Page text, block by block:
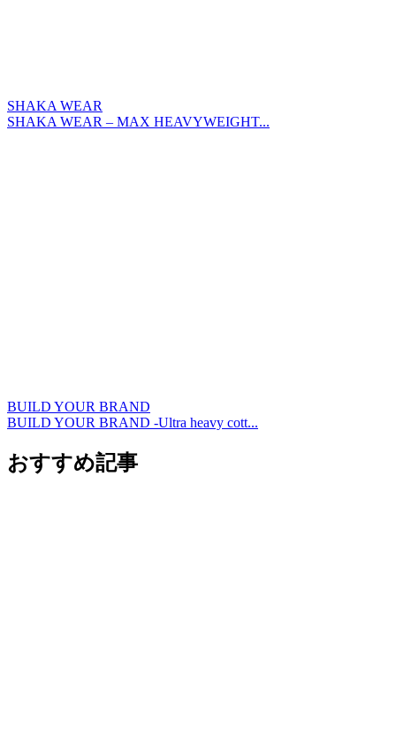
SHAKA WEAR
SHAKA WEAR – MAX HEAVYWEIGHT...
BUILD YOUR BRAND
BUILD YOUR BRAND -Ultra heavy cott...
おすすめ記事